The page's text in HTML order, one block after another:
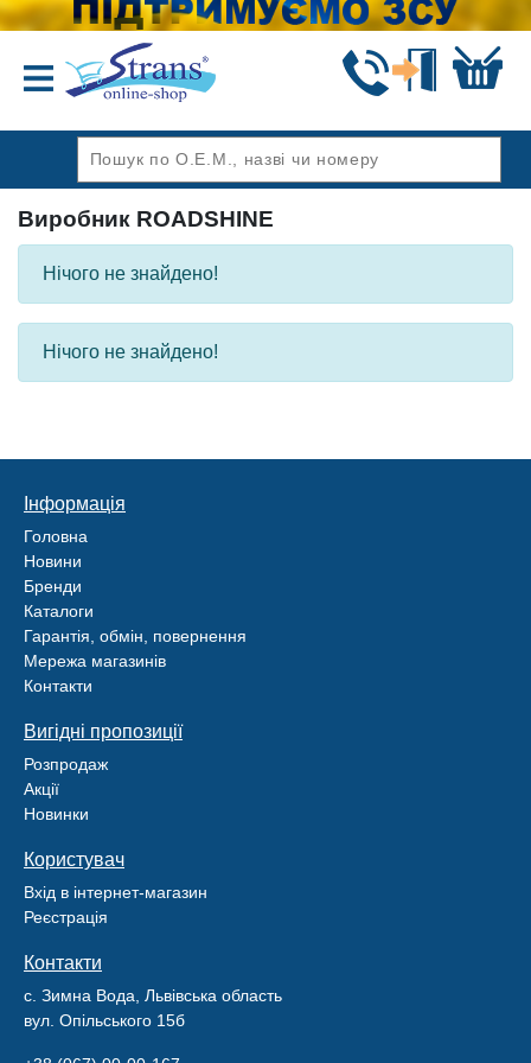
Виробник ROADSHINE
Нічого не знайдено!
Нічого не знайдено!
Інформація
Головна
Новини
Бренди
Каталоги
Гарантія, обмін, повернення
Мережа магазинів
Контакти
Вигідні пропозиції
Розпродаж
Акції
Новинки
Користувач
Вхід в інтернет-магазин
Реєстрація
Контакти
с. Зимна Вода, Львівська область
вул. Опільського 15б